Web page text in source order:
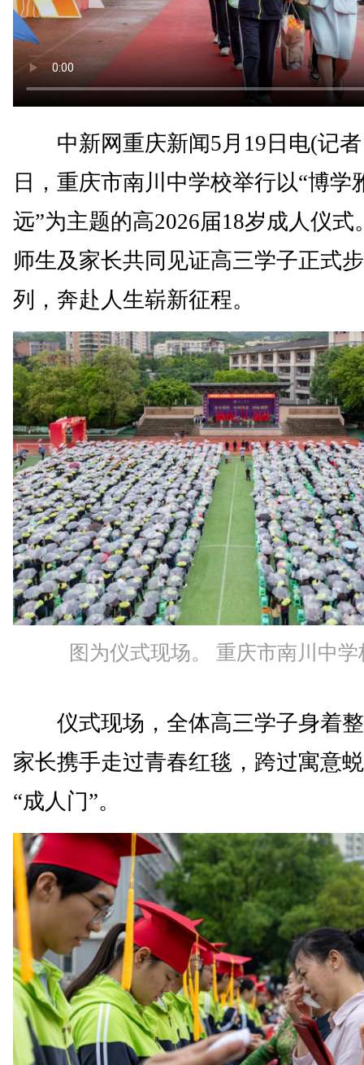
中新网重庆新闻5月19日电(记者
日，重庆市南川中学校举行以“博学
远”为主题的高2026届18岁成人仪式
师生及家长共同见证高三学子正式
列，奔赴人生崭新征程。
图为仪式现场。 重庆市南川中学
仪式现场，全体高三学子身着整
家长携手走过青春红毯，跨过寓意
“成人门”。